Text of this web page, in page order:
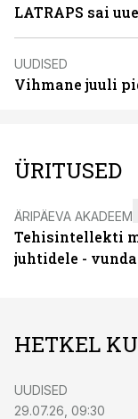
LATRAPS sai
UUDISED
Vihmane juuli
ÜRITUSED
ÄRIPÄEVA
Tehisintellekti
juhtidele -
HETKEL
UUDISED
29.07.26, 09:30